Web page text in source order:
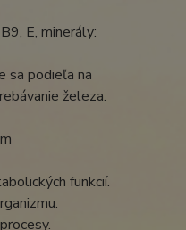
E, minerály:
sa podieľa na
železa.
funkcií.